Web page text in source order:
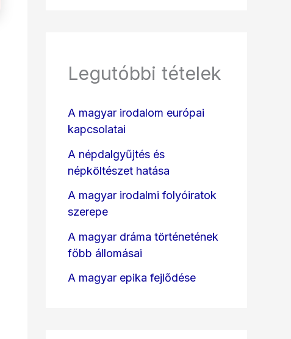
Legutóbbi tételek
A magyar irodalom európai
kapcsolatai
A népdalgyűjtés és
népköltészet hatása
A magyar irodalmi folyóiratok
szerepe
A magyar dráma történetének
főbb állomásai
A magyar epika fejlődése